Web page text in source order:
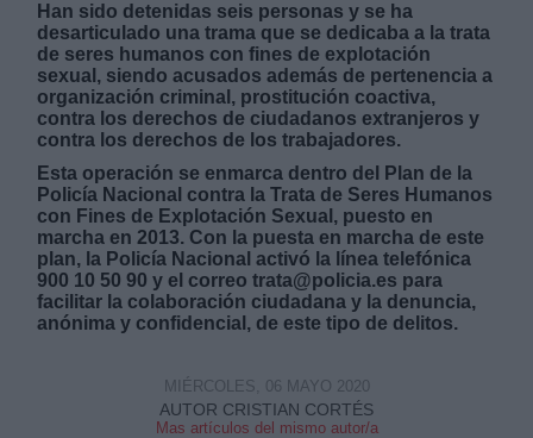
Han sido detenidas seis personas y se ha
desarticulado una trama que se dedicaba a la trata
de seres humanos con fines de explotación
sexual, siendo acusados además de pertenencia a
organización criminal, prostitución coactiva,
contra los derechos de ciudadanos extranjeros y
contra los derechos de los trabajadores.
Esta operación se enmarca dentro del Plan de la
Policía Nacional contra la Trata de Seres Humanos
con Fines de Explotación Sexual, puesto en
marcha en 2013. Con la puesta en marcha de este
plan, la Policía Nacional activó la línea telefónica
900 10 50 90 y el correo trata@policia.es para
facilitar la colaboración ciudadana y la denuncia,
anónima y confidencial, de este tipo de delitos.
AUTOR CRISTIAN CORTÉS
Mas artículos del mismo autor/a
MIÉRCOLES, 06 MAYO 2020
link
Información adicional
link